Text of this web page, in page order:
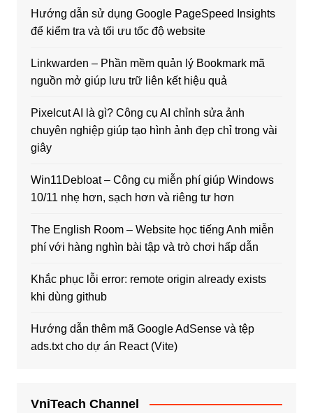
Hướng dẫn sử dụng Google PageSpeed Insights
để kiểm tra và tối ưu tốc độ website
Linkwarden – Phần mềm quản lý Bookmark mã
nguồn mở giúp lưu trữ liên kết hiệu quả
Pixelcut AI là gì? Công cụ AI chỉnh sửa ảnh
chuyên nghiệp giúp tạo hình ảnh đẹp chỉ trong vài
giây
Win11Debloat – Công cụ miễn phí giúp Windows
10/11 nhẹ hơn, sạch hơn và riêng tư hơn
The English Room – Website học tiếng Anh miễn
phí với hàng nghìn bài tập và trò chơi hấp dẫn
Khắc phục lỗi error: remote origin already exists
khi dùng github
Hướng dẫn thêm mã Google AdSense và tệp
ads.txt cho dự án React (Vite)
VniTeach Channel